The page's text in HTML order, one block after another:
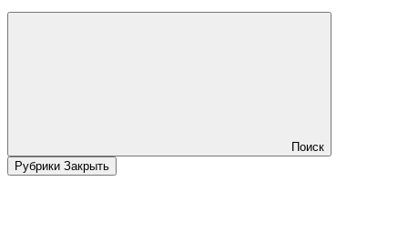
Поиск
Рубрики Закрыть